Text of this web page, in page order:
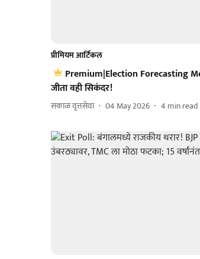
प्रीमियम आर्टिकल
Premium|Election Forecasting
जीता वही सिकंदर!
सकाळ वृत्तसेवा 04 May 2026 4 min read